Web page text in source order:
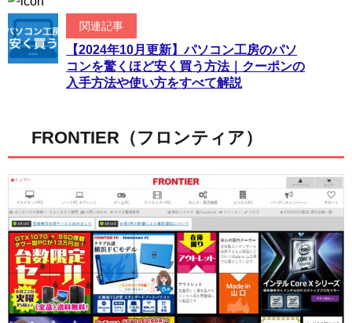
関連記事
【2024年10月更新】パソコン工房のパソ
コンを驚くほど安く買う方法｜クーポンの
入手方法や使い方をすべて解説
FRONTIER（フロンティア）